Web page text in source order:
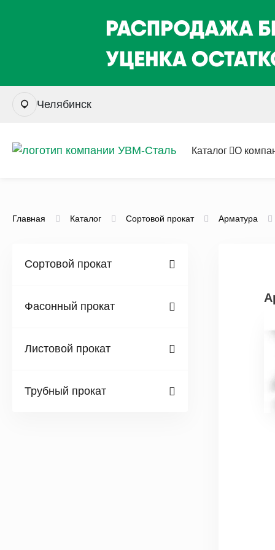
Челябинск
Каталог О
Главная Каталог Сортовой прокат Арматура
Сортовой прокат
Фасонный прокат
Листовой прокат
Трубный прокат